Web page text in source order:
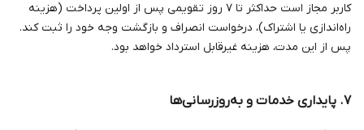
کاربر مجاز است حداکثر تا ۷ روز تقویمی پس از اولین پرداخت (هزینه
راه‌اندازی یا اشتراک)، درخواست انصراف و بازگشت وجه خود را ثبت کند.
پس از این مدت، هزینه غیرقابل استرداد خواهد بود.
۷. پایداری خدمات و به‌روزرسانی‌ها